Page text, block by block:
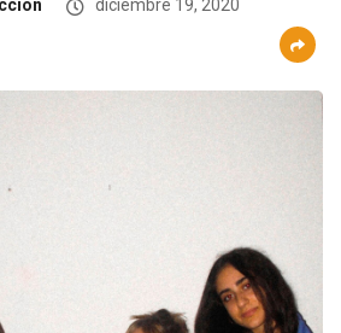
diciembre 19, 2020